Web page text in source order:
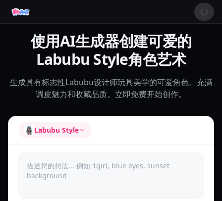
使用AI生成器创建可爱的
Labubu Style角色艺术
生成具有标志性Labubu设计师玩具美学的可爱角色。充满
调皮魅力和收藏品质。立即免费开始创作。
Labubu Style